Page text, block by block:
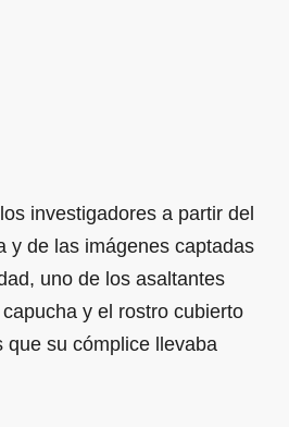
investigadores a partir del
y de las imágenes captadas
uno de los asaltantes
y el rostro cubierto
su cómplice llevaba